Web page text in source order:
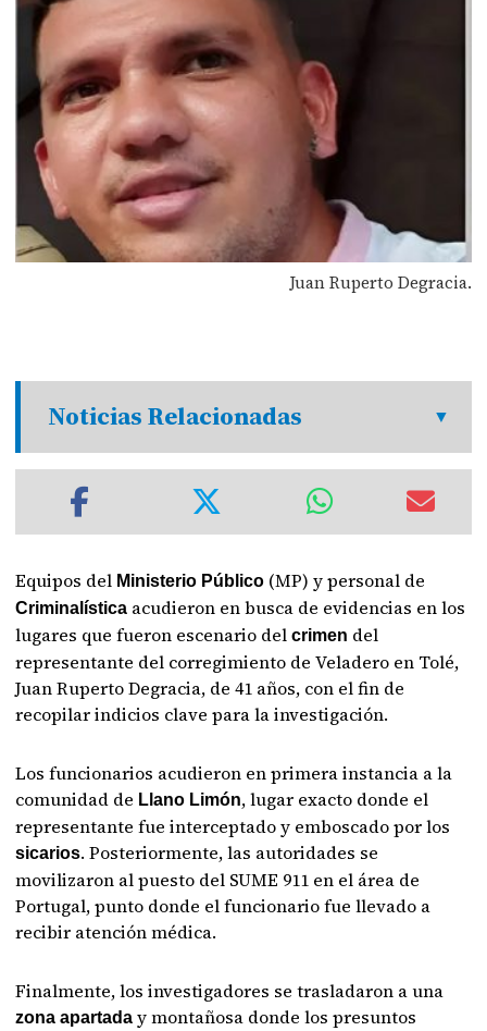
Juan Ruperto Degracia.
Noticias Relacionadas
Equipos del Ministerio Público (MP) y personal de
Criminalística acudieron en busca de evidencias en los
lugares que fueron escenario delcrimen del
representante del corregimiento de Veladero en Tolé,
Juan Ruperto Degracia, de 41 años, con el fin de
recopilar indicios clave para la investigación.
Los funcionarios acudieron en primera instancia a la
comunidad de Llano Limón, lugar exacto donde el
representante fue interceptado y emboscado por los
sicarios. Posteriormente, las autoridades se
movilizaron al puesto del SUME 911 en el área de
Portugal, punto donde el funcionario fue llevado a
recibir atención médica.
Finalmente, los investigadores se trasladaron a una
zona apartada y montañosa donde los presuntos